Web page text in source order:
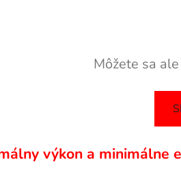
Môžete sa
výkon a minimálne